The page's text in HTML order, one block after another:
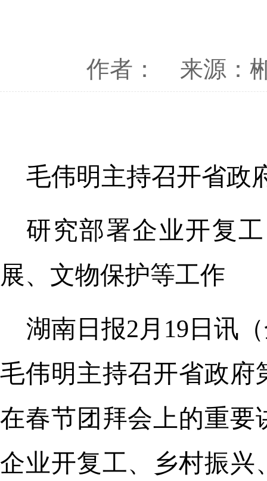
作者： 来源：
毛伟明主持召开省政
研究部署企业开复
展、文物保护等工作
湖南日报2月19日讯
毛伟明主持召开省政府
在春节团拜会上的重要
企业开复工、乡村振